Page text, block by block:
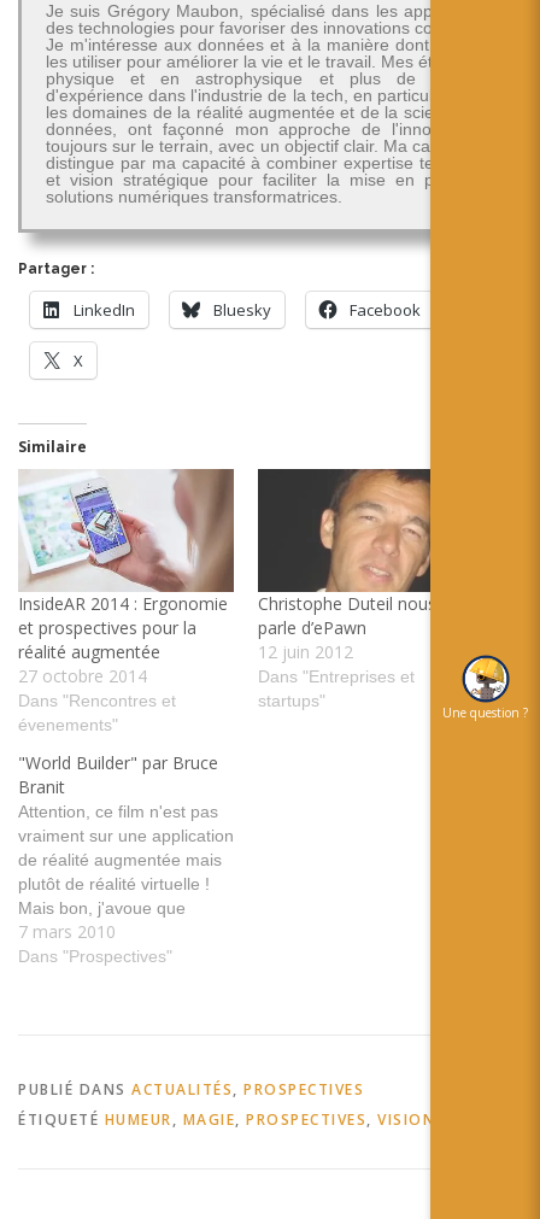
Je suis Grégory Maubon, spécialisé dans les applications
des technologies pour favoriser des innovations concrètes.
Je m'intéresse aux données et à la manière dont on peut
les utiliser pour améliorer la vie et le travail. Mes études en
physique et en astrophysique et plus de 30 ans
d'expérience dans l'industrie de la tech, en particulier dans
les domaines de la réalité augmentée et de la science des
données, ont façonné mon approche de l'innovation -
toujours sur le terrain, avec un objectif clair. Ma carrière se
distingue par ma capacité à combiner expertise technique
et vision stratégique pour faciliter la mise en place de
solutions numériques transformatrices.
Partager :
LinkedIn Bluesky Facebook
X
Similaire
InsideAR 2014 : Ergonomie
et prospectives pour la
réalité augmentée
27 octobre 2014
Dans "Rencontres et
évenements"
Christophe Duteil nous
parle d’ePawn
12 juin 2012
Dans "Entreprises et
startups"
"World Builder" par Bruce
Branit
Attention, ce film n'est pas
vraiment sur une application
de réalité augmentée mais
plutôt de réalité virtuelle !
Mais bon, j'avoue que
j'adore cette histoire courte
qui a demandé une jour de
combinaison future des…
7 mars 2010
Dans "Prospectives"
PUBLIÉ DANS ACTUALITÉS, PROSPECTIVES
ÉTIQUETÉ HUMEUR, MAGIE, PROSPECTIVES, VISION
Une question ?